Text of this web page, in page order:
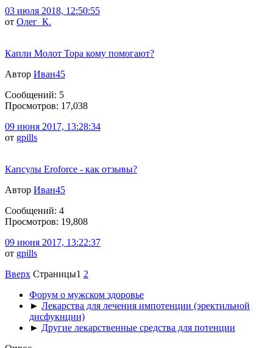
03 июля 2018, 12:50:55
от Олег_К.
Капли Молот Тора кому помогают?
Автор Иван45
Сообщений: 5
Просмотров: 17,038
09 июня 2017, 13:28:34
от gpills
Капсулы Eroforce - как отзывы?
Автор Иван45
Сообщений: 4
Просмотров: 19,808
09 июня 2017, 13:22:37
от gpills
Вверх Страницы1 2
Форум о мужском здоровье
► Лекарства для лечения импотенции (эректильной
дисфукнции)
► Другие лекарственные средства для потенции